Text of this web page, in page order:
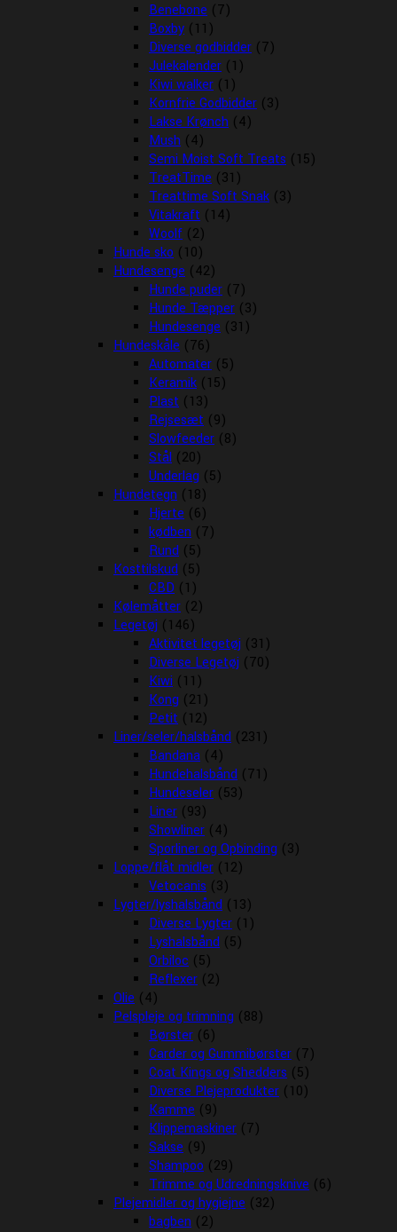
Benebone (7)
Boxby (11)
Diverse godbidder (7)
Julekalender (1)
Kiwi walker (1)
Kornfrie Godbidder (3)
Lakse Krønch (4)
Mush (4)
Semi Moist Soft Treats (15)
TreatTime (31)
Treattime Soft Snak (3)
Vitakraft (14)
Woolf (2)
Hunde sko (10)
Hundesenge (42)
Hunde puder (7)
Hunde Tæpper (3)
Hundesenge (31)
Hundeskåle (76)
Automater (5)
Keramik (15)
Plast (13)
Rejsesæt (9)
Slowfeeder (8)
Stål (20)
Underlag (5)
Hundetegn (18)
Hjerte (6)
kødben (7)
Rund (5)
Kosttilskud (5)
CBD (1)
Kølemåtter (2)
Legetøj (146)
Aktivitet legetøj (31)
Diverse Legetøj (70)
Kiwi (11)
Kong (21)
Petit (12)
Liner/seler/halsbånd (231)
Bandana (4)
Hundehalsbånd (71)
Hundeseler (53)
Liner (93)
Showliner (4)
Sporliner og Opbinding (3)
Loppe/flåt midler (12)
Vetocanis (3)
Lygter/lyshalsbånd (13)
Diverse Lygter (1)
Lyshalsbånd (5)
Orbiloc (5)
Reflexer (2)
Olie (4)
Pelspleje og trimning (88)
Børster (6)
Carder og Gummibørster (7)
Coat Kings og Shedders (5)
Diverse Plejeprodukter (10)
Kamme (9)
Klippemaskiner (7)
Sakse (9)
Shampoo (29)
Trimme og Udredningsknive (6)
Plejemidler og hygiejne (32)
bagben (2)